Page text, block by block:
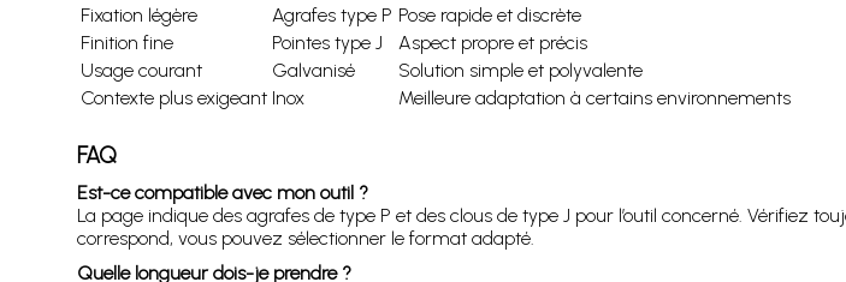
Fixation légère
Agrafes type P Pose rapide et discrète
Finition fine
Pointes type J
Aspect propre et précis
Usage courant
Galvanisé
Solution simple et polyvalente
Contexte plus exigeant Inox Meilleure adaptation à certains environnements
FAQ
Est-ce compatible avec mon outil ?
La page indique des agrafes de type P et des clous de type J pour l’outil concerné. Vérifiez
correspond, vous pouvez sélectionner le format adapté.
Quelle longueur dois-je prendre ?